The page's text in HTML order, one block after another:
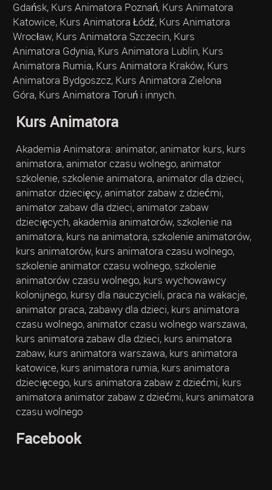
Gdańsk, Kurs Animatora Poznań, Kurs Animatora
Katowice, Kurs Animatora Łódź, Kurs Animatora
Wrocław, Kurs Animatora Szczecin, Kurs
Animatora Gdynia, Kurs Animatora Lublin, Kurs
Animatora Rumia, Kurs Animatora Kraków, Kurs
Animatora Bydgoszcz, Kurs Animatora Zielona
Góra, Kurs Animatora Toruń i innych.
Kurs Animatora
Akademia Animatora: animator, animator kurs, kurs
animatora, animator czasu wolnego, animator
szkolenie, szkolenie animatora, animator dla dzieci,
animator dziecięcy, animator zabaw z dziećmi,
animator zabaw dla dzieci, animator zabaw
dziecięcych, akademia animatorów, szkolenie na
animatora, kurs na animatora, szkolenie animatorów,
kurs animatorów, kurs animatora czasu wolnego,
szkolenie animator czasu wolnego, szkolenie
animatorów czasu wolnego, kurs wychowawcy
kolonijnego, kursy dla nauczycieli, praca na wakacje,
animator praca, zabawy dla dzieci, kurs animatora
czasu wolnego, animator czasu wolnego warszawa,
kurs animatora zabaw dla dzieci, kurs animatora
zabaw, kurs animatora warszawa, kurs animatora
katowice, kurs animatora rumia, kurs animatora
dziecięcego, kurs animatora zabaw z dziećmi, kurs
animatora animator zabaw z dziećmi, kurs animatora
czasu wolnego
Facebook